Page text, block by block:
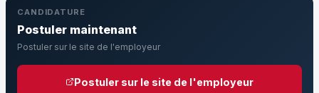
CANDIDATURE
Postuler maintenant
Postuler sur le site de l'employeur
Postuler sur le site de l'employeur